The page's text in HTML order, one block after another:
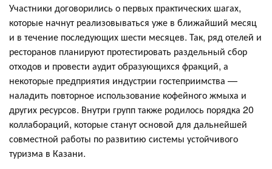
Участники договорились о первых практических шагах,
которые начнут реализовываться уже в ближайший месяц
и в течение последующих шести месяцев. Так, ряд отелей и
ресторанов планируют протестировать раздельный сбор
отходов и провести аудит образующихся фракций, а
некоторые предприятия индустрии гостеприимства —
наладить повторное использование кофейного жмыха и
других ресурсов. Внутри групп также родилось порядка 20
коллабораций, которые станут основой для дальнейшей
совместной работы по развитию системы устойчивого
туризма в Казани.